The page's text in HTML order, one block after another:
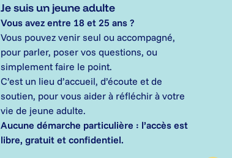
Je suis un jeune adulte
Vous avez entre 18 et 25 ans ?
Vous pouvez venir seul ou accompagné,
pour parler, poser vos questions, ou
simplement faire le point.
C’est un lieu d’accueil, d’écoute et de
soutien, pour vous aider à réfléchir à votre
vie de jeune adulte.
Aucune démarche particulière : l’accès est
libre, gratuit et confidentiel.